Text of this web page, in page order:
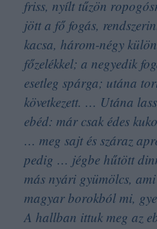
friss, nyílt tűzön
jött a fő fogás,
kacsa, három-négy
főzelékkel; a negyedik
esetleg spárga; utána
következett. … Utána
ebéd: már csak édes
… meg sajt és száraz
pedig … jégbe hűtött
más nyári gyümölcs,
magyar borokból mi,
A hallban ittuk meg az